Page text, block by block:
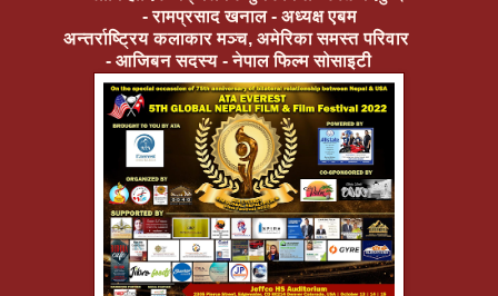
- रामप्रसाद खनाल - अध्यक्ष एबम
अन्तर्राष्ट्रिय कलाकार मञ्च, अमेरिका समस्त परिवार
- आजिबन सदस्य - नेपाल फिल्म सोसाइटी